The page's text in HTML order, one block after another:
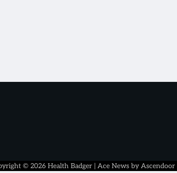
© 2026 Health Badger | Ace News by Ascendoor